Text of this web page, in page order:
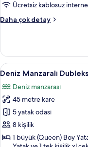
Ücretsiz kablosuz
Daha çok detay
Şömineli
fazla
detay
Deniz
Manzaralı
Dubleks
Daire
için
tüm
fotoğrafları
4
Deniz Manzaralı
Deniz manzarası
45 metre kare
5 yatak odası
8 kişilik
1 büyük (Queen) Boy